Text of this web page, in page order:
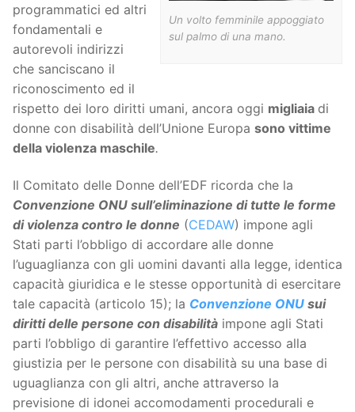
Un volto femminile appoggiato
sul palmo di una mano.
programmatici ed altri
fondamentali e
autorevoli indirizzi
che sanciscano il
riconoscimento ed il
rispetto dei loro diritti umani, ancora oggi migliaia di
donne con disabilità dell’Unione Europa sono vittime
della violenza maschile.
Il Comitato delle Donne dell’EDF ricorda che la
Convenzione ONU sull’eliminazione di tutte le forme
di violenza contro le donne (CEDAW) impone agli
Stati parti l’obbligo di accordare alle donne
l’uguaglianza con gli uomini davanti alla legge, identica
capacità giuridica e le stesse opportunità di esercitare
tale capacità (articolo 15); la Convenzione ONU sui
diritti delle persone con disabilità impone agli Stati
parti l’obbligo di garantire l’effettivo accesso alla
giustizia per le persone con disabilità su una base di
uguaglianza con gli altri, anche attraverso la
previsione di idonei accomodamenti procedurali e